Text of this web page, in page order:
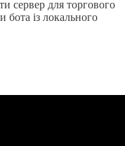
сервер для торгового
бота із локального